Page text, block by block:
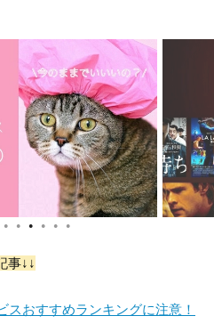
● ● ● ● ● ●
事↓↓
スおすすめランキングに注意！